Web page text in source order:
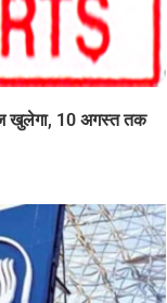
खुलेगा, 10 अगस्त तक